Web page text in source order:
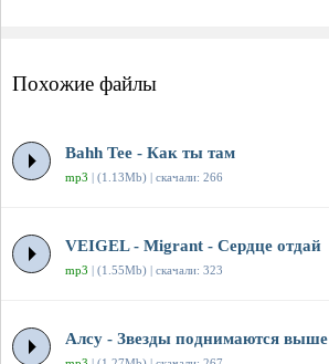
Похожие файлы
Bahh Tee - Как ты там
mp3 | (1.13Mb) | скачали: 266
VEIGEL - Migrant - Сердце отдай
mp3 | (1.55Mb) | скачали: 323
Алсу - Звезды поднимаются выше